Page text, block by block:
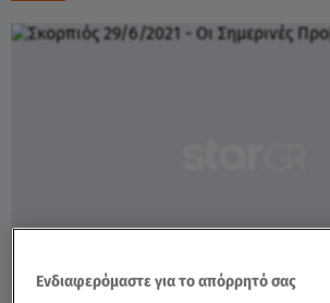
Ενδιαφερόμαστε για το απόρρητό σας